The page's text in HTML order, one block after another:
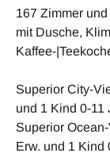
167 Zimmer
mit Dusche,
Kaffee-
Superior City-
und 1 Kind 0-11
Superior
Erw. und 1 Kind